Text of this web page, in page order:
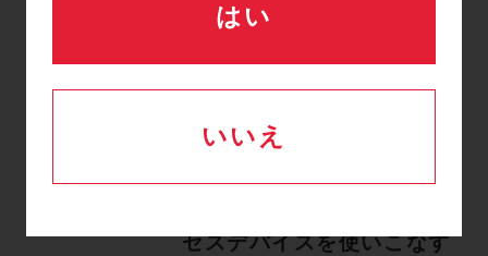
はい
いいえ
里大学医学部附属 新世紀医
血管系
Midline
セミナー動画
Cardinal Health VAD
Seminar推しのMidline!!
セスデバイスを使いこなす